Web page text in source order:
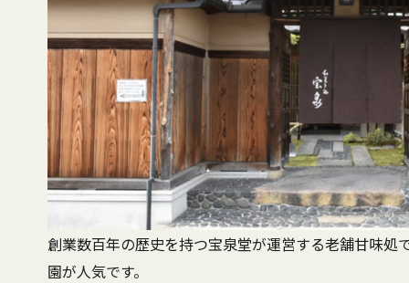
創業数百年の歴史を持つ宝泉堂が運営する老舗甘味
園が人気です。